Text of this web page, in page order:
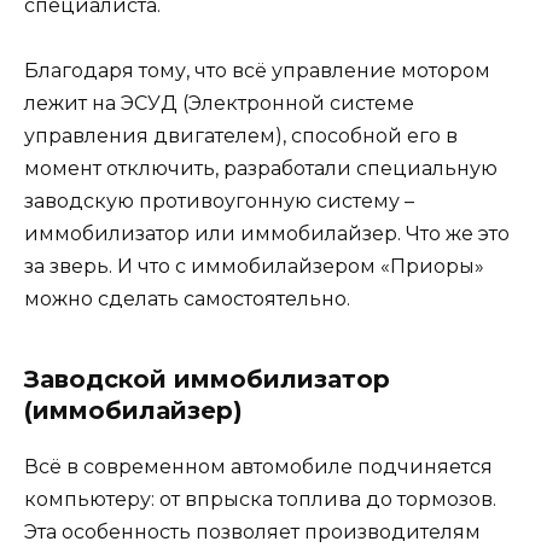
специалиста.
Благодаря тому, что всё управление мотором
лежит на ЭСУД (Электронной системе
управления двигателем), способной его в
момент отключить, разработали специальную
заводскую противоугонную систему –
иммобилизатор или иммобилайзер. Что же это
за зверь. И что с иммобилайзером «Приоры»
можно сделать самостоятельно.
Заводской иммобилизатор
(иммобилайзер)
Всё в современном автомобиле подчиняется
компьютеру: от впрыска топлива до тормозов.
Эта особенность позволяет производителям